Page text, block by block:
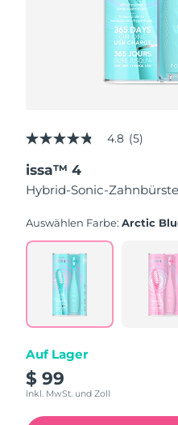
4.8
of
5
stars,
rating
Read
Reviews.
Same
page
4.8 (5)
issa™ 4
Hybrid-Sonic-Zahnbürste
Auswählen Farbe:Arctic
Auf Lager
$ 99
Inkl. MwSt. und Zoll